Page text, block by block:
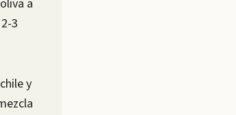
a
3
y